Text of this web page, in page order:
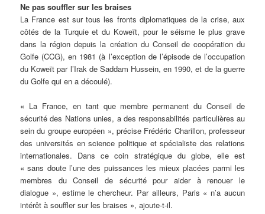
Ne pas souffler sur les braises
La France est sur tous les fronts diplomatiques de la crise, aux
côtés de la Turquie et du Koweït, pour le séisme le plus grave
dans la région depuis la création du Conseil de coopération du
Golfe (CCG), en 1981 (à l’exception de l’épisode de l’occupation
du Koweït par l’Irak de Saddam Hussein, en 1990, et de la guerre
du Golfe qui en a découlé).
« La France, en tant que membre permanent du Conseil de
sécurité des Nations unies, a des responsabilités particulières au
sein du groupe européen », précise Frédéric Charillon, professeur
des universités en science politique et spécialiste des relations
internationales. Dans ce coin stratégique du globe, elle est
« sans doute l’une des puissances les mieux placées parmi les
membres du Conseil de sécurité pour aider à renouer le
dialogue », estime le chercheur. Par ailleurs, Paris « n’a aucun
intérêt à souffler sur les braises », ajoute-t-il.